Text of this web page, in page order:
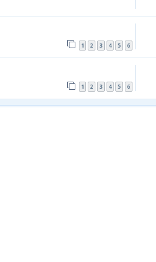
1 2 3 4 5 6
1 2 3 4 5 6